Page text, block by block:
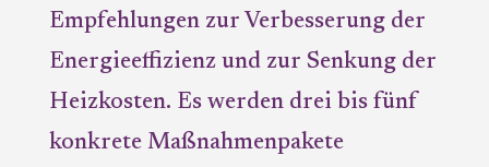
Empfehlungen zur Verbesserung der
Energieeffizienz und zur Senkung der
Heizkosten. Es werden drei bis fünf
konkrete Maßnahmenpakete